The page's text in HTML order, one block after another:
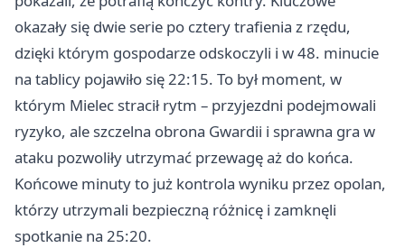
okazały się dwie serie po cztery trafienia z rzędu,
dzięki którym gospodarze odskoczyli i w 48. minucie
na tablicy pojawiło się 22:15. To był moment, w
którym Mielec stracił rytm – przyjezdni podejmowali
ryzyko, ale szczelna obrona Gwardii i sprawna gra w
ataku pozwoliły utrzymać przewagę aż do końca.
Końcowe minuty to już kontrola wyniku przez opolan,
którzy utrzymali bezpieczną różnicę i zamknęli
spotkanie na 25:20.